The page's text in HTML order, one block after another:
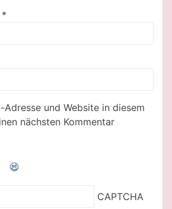
*
Adresse und Website in diesem
nächsten Kommentar
CAPTCHA